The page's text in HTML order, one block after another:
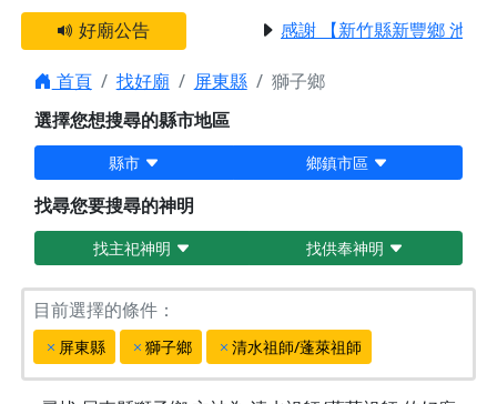
好廟公告 感謝 【新竹縣新豐鄉 池和
首頁 找好廟 屏東縣
獅子鄉
選擇您想搜尋的縣市地區
縣市 鄉鎮市區
找尋您要搜尋的神明
找主祀神明 找供奉神明
目前選擇的條件：
屏東縣 獅子鄉 清水祖師/蓬萊祖師